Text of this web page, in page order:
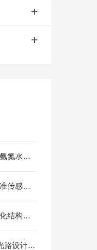
水质在线氨氮温度传感器：氨氮水温一体化测，自动温补消误差
在线氨氮传感器：电化学精准传感，长期运行稳定性强
浊度温度传感器：密封一体化结构，供水管道全程水质监控
水质在线cod：抗色度干扰光路设计，实时连续采样观测